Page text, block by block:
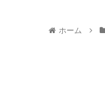
ホーム